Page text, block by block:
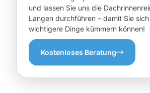
und lassen Sie uns die
Langen durchführen – damit Sie sich
wichtigere Dinge kümmern können!
Kostenloses Beratung